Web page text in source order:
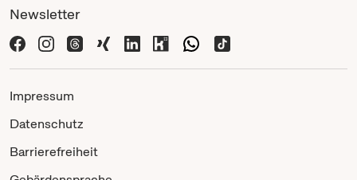
Newsletter
Impressum
Datenschutz
Barrierefreiheit